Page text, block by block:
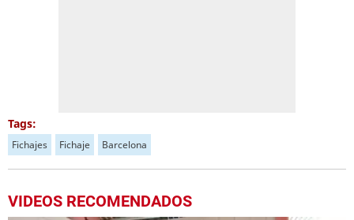
Tags:
Fichajes Fichaje Barcelona
VIDEOS RECOMENDADOS